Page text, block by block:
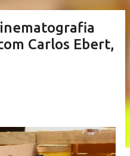
Carlos Ebert,